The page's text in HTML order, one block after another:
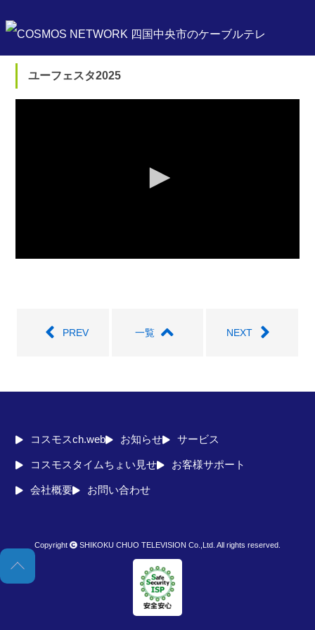
ユーフェスタ2025
PREV 一覧 NEXT
コスモスch.web お知らせ サービス
コスモスタイムちょい見せ お客様サポート
会社概要 お問い合わせ
Copyright SHIKOKU CHUO TELEVISION Co.,Ltd. All rights reserved.